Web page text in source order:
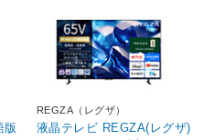
版
REGZA（レグザ）
液晶テレビ REGZA(レグザ)